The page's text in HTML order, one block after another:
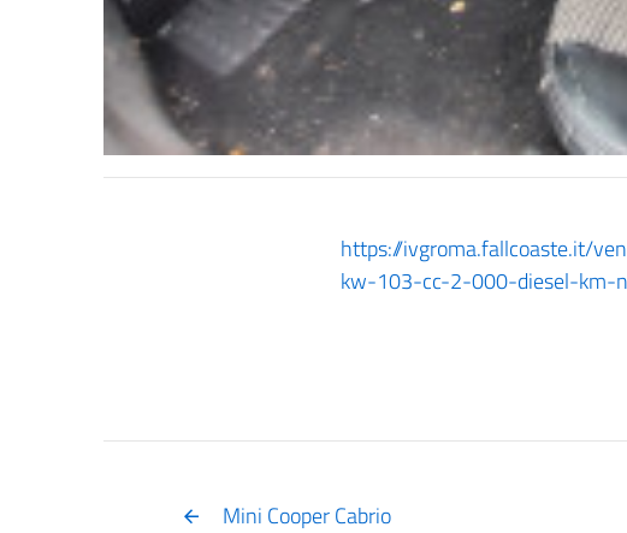
https://ivgroma.fallcoaste.it/
kw-103-cc-2-000-diesel-km-
Mini Cooper Cabrio